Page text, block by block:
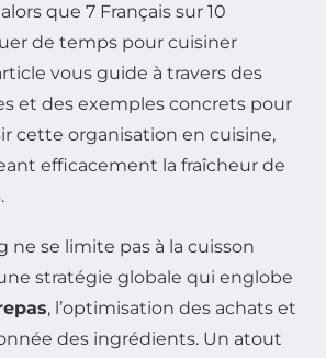
que 7 Français sur 10
de temps pour cuisiner
vous guide à travers des
et des exemples concrets pour
cette organisation en cuisine,
efficacement la fraîcheur de
ne se limite pas à la cuisson
stratégie globale qui englobe
, l’optimisation des achats et
des ingrédients. Un atout